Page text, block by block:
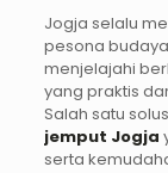
Jogja selalu
pesona
menjelajahi
yang praktis
Salah satu
jemput Jogja
serta